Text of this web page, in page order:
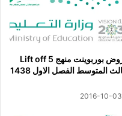
عروض بوربوينت منهج Lift off 5
الثالث المتوسط الفصل الاول 1438
2016-10-03